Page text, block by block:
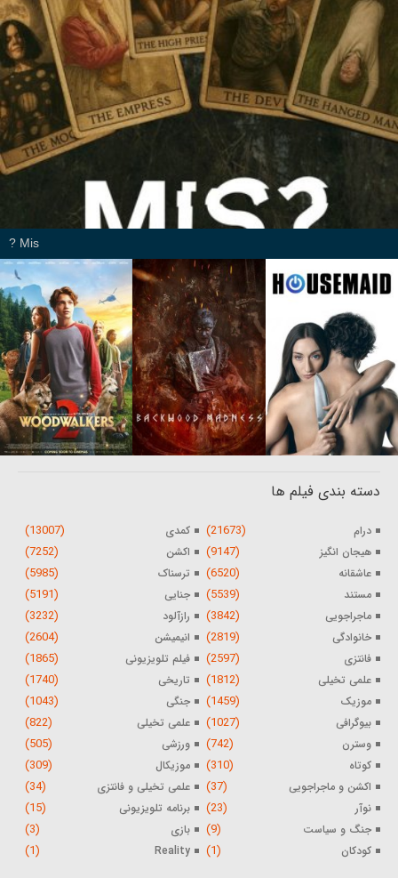
Mis ?
دسته بندی فیلم ها
درام (21673) کمدی (13007)
هیجان انگیز (9147) اکشن (7252)
عاشقانه (6520) ترسناک (5985)
مستند (5539) جنایی (5191)
ماجراجویی (3842) رازآلود (3232)
خانوادگی (2819) انیمیشن (2604)
فانتزی (2597) فیلم تلویزیونی (1865)
علمی تخیلی (1812) تاریخی (1740)
موزیک (1459) جنگی (1043)
بیوگرافی (1027) علمی تخیلی (822)
وسترن (742) ورزشی (505)
کوتاه (310) موزیکال (309)
اکشن و ماجراجویی (37) علمی تخیلی و فانتزی (34)
نوآر (23) برنامه تلویزیونی (15)
جنگ و سیاست (9) بازی (3)
کودکان (1)
Reality
(1)